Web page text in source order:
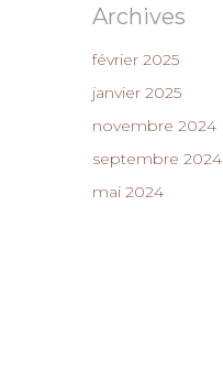
Archives
février 2025
janvier 2025
novembre 2024
septembre 2024
mai 2024